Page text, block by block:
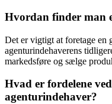
Hvordan finder man
Det er vigtigt at foretage en
agenturindehaverens
markedsføre og sælge
Hvad er fordelene
agenturindehaver?